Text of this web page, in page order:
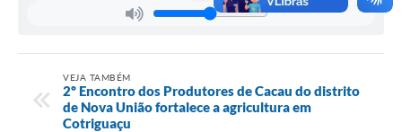
SIC
VEJA TAMBÉM
2º Encontro dos Produtores de Cacau do distrito
de Nova União fortalece a agricultura em
Cotriguaçu